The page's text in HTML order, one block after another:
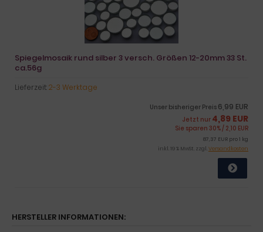
Spiegelmosaik rund silber 3 versch. Größen 12-20mm 33 St.
ca.56g
Lieferzeit:2-3 Werktage
Unser bisheriger Preis 6,99 EUR
Jetzt nur 4,89 EUR
Sie sparen 30% / 2,10 EUR
87,37 EUR pro 1 kg
inkl. 19 % MwSt. zzgl.Versandkosten
HERSTELLER INFORMATIONEN: